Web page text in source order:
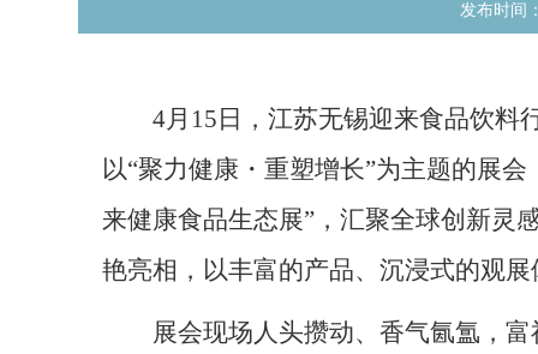
发布时
4月15日，江苏无锡迎来食品饮
以“聚力健康・重塑增长”为主题的展
来健康食品生态展”，汇聚全球创新灵
艳亮相，以丰富的产品、沉浸式的观
展会现场人头攒动、香气氤氲，